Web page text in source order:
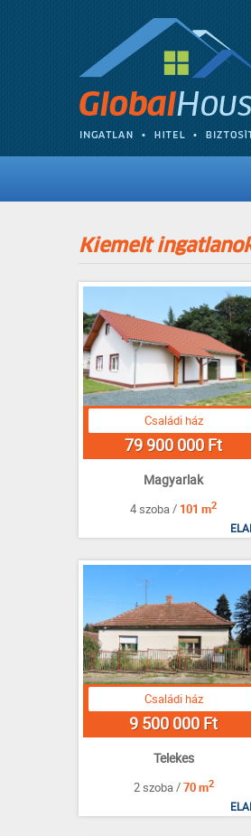
Kiemelt
Családi ház
79 900 000 Ft
Magyarlak
4 szoba / 101 m2
Családi ház
9 500 000 Ft
Telekes
2 szoba / 70 m2